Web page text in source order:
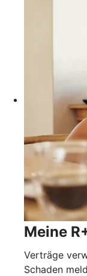
Meine
Verträge
Schaden